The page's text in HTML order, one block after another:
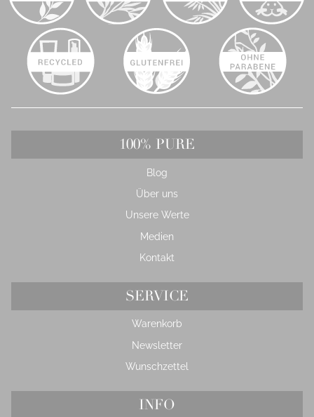
100% PURE
Blog
Über uns
Unsere Werte
Medien
Kontakt
SERVICE
Warenkorb
Newsletter
Wunschzettel
INFO